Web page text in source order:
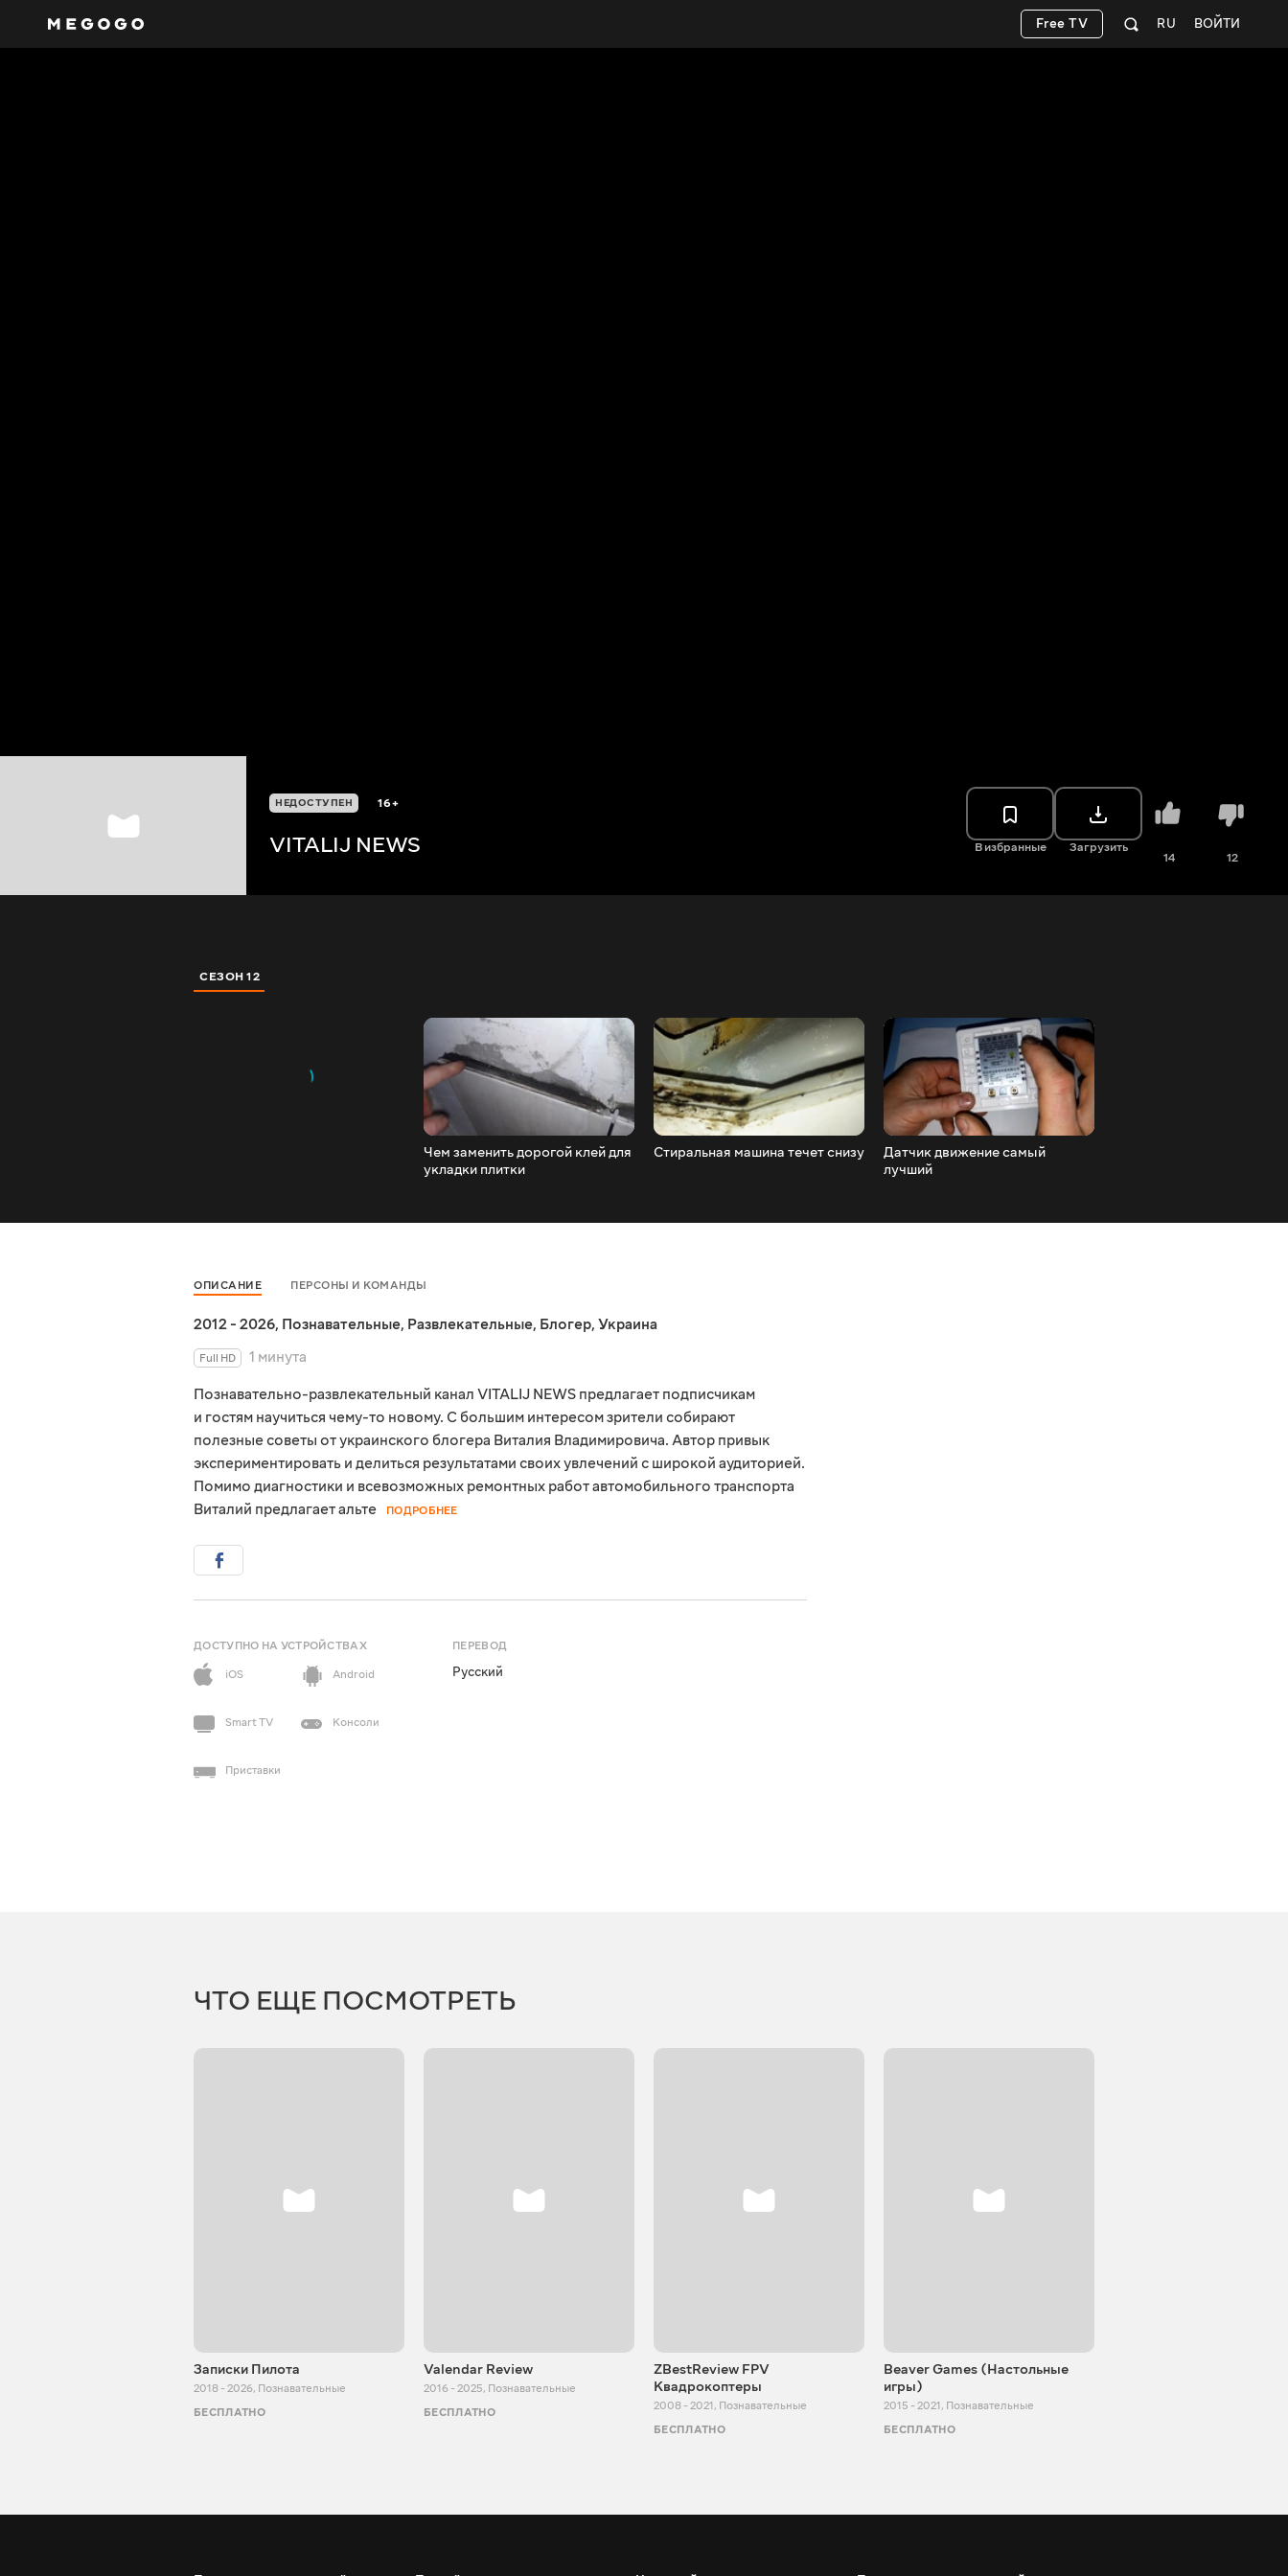
ВОЙТИ
RU
Free TV
НЕДОСТУПЕН 16+
VITALIJ NEWS В избранные Загрузить
14 12
СЕЗОН 12
Чем заменить дорогой клей для
укладки плитки
Стиральная машина течет снизу
Датчик движение самый
лучший
ОПИСАНИЕ ПЕРСОНЫ И КОМАНДЫ
2012 - 2026, Познавательные, Развлекательные, Блогер, Украина
Full HD
1 минута
Познавательно-развлекательный канал VITALIJ NEWS предлагает подписчикам
и гостям научиться чему-то новому. С большим интересом зрители собирают
полезные советы от украинского блогера Виталия Владимировича. Автор привык
экспериментировать и делиться результатами своих увлечений с широкой аудиторией.
Помимо диагностики и всевозможных ремонтных работ автомобильного транспорта
Виталий предлагает альте
ПОДРОБНЕЕ
ДОСТУПНО НА УСТРОЙСТВАХ
iOS
Android
Smart TV Консоли
Приставки
ПЕРЕВОД
Русский
ЧТО ЕЩЕ ПОСМОТРЕТЬ
Записки Пилота
2018 - 2026, Познавательные
БЕСПЛАТНО
Valendar Review
2016 - 2025, Познавательные
БЕСПЛАТНО
ZBestReview FPV
Квадрокоптеры
2008 - 2021, Познавательные
БЕСПЛАТНО
Beaver Games (Настольные
игры)
2015 - 2021, Познавательные
БЕСПЛАТНО